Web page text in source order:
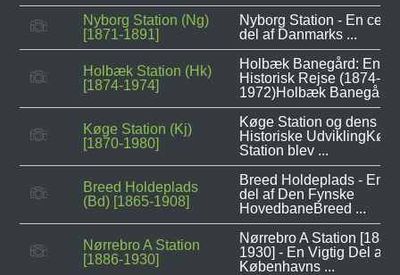
Nyborg Station (Ng)
[1871-1891]
Nyborg Station - En
del af Danmarks ...
Holbæk Station (Hk)
[1874-1974]
Holbæk Banegård: En
Historisk Rejse (1874-
1972)Holbæk Banegård
Køge Station (Kj)
[1870-1980]
Køge Station og dens
Historiske
Station blev ...
Breed Holdeplads
(Bd) [1865-1908]
Breed Holdeplads - En
del af Den Fynske
HovedbaneBreed ...
Nørrebro A Station
[1886-1930]
Nørrebro A Station [1886-
1930] - En Vigtig Del af
Københavns ...